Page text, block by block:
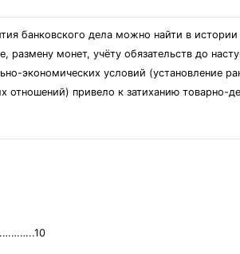
банковского дела можно найти в
размену монет, учёту обязательств до
экономических условий (установление
привело к затиханию товарно-